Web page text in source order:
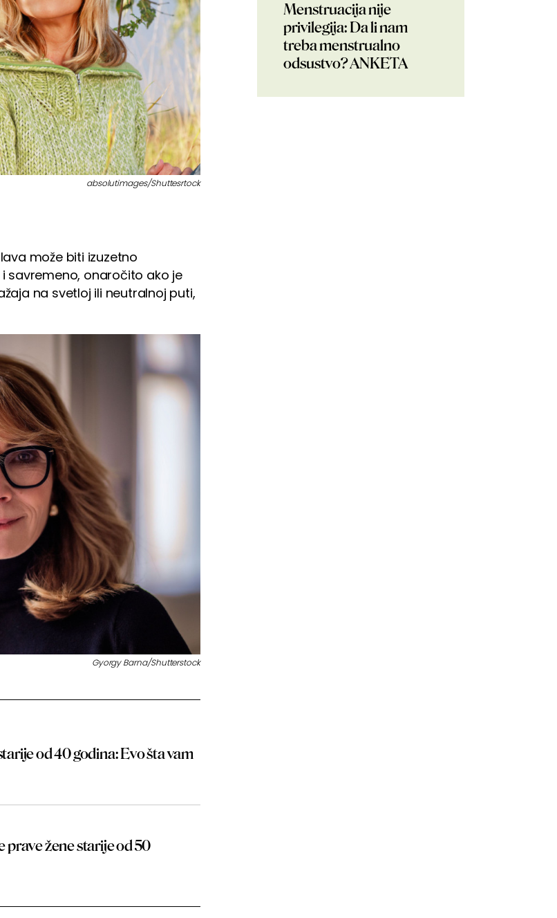
absolutimages/Shuttesrtock
može biti izuzetno
savremeno, onaročito ako je
na svetloj ili neutralnoj puti,
Gyorgy Barna/Shutterstock
od 40 godina: Evo šta vam
prave žene starije od 50
Menstruacija nije
privilegija: Da li nam
treba menstrualno
odsustvo? ANKETA